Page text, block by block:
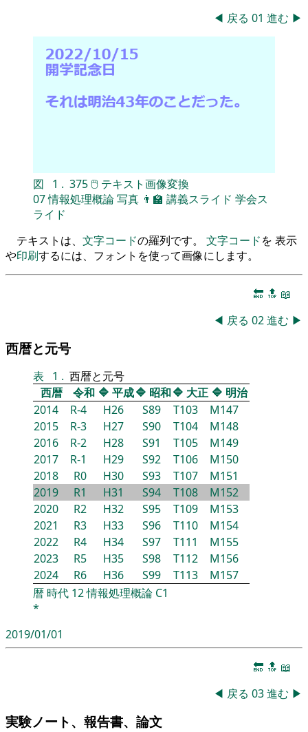
◀ 戻る 01 進む ▶
図 1 . 375🖱 テキスト画像変換
07情報処理概論写真 👨‍🏫 講義スライド 学会ス
ライド
テキストは、 文字コードの羅列です。 文字コードを 表示
や印刷するには、フォントを使って画像にします。
🔚 🔝 📖
◀ 戻る 02進む ▶
西暦と元号
表 1 . 西暦と元号
西暦
令和 🔷 平成🔷 昭和🔷 大正 🔷 明治
2014
R-4 H26 S89 T103
M147
2015
R-3 H27 S90 T104
M148
2016
R-2 H28 S91 T105
M149
2017
R-1 H29 S92 T106
M150
2018
R0 H30 S93 T107
M151
2019
R1 H31 S94 T108
M152
2020
R2 H32 S95 T109
M153
2021
R3 H33 S96 T110
M154
2022
R4 H34 S97 T111
M155
2023
R5 H35 S98 T112
M156
2024
R6 H36 S99 T113
M157
暦 時代 12情報処理概論 C1
*
2019/01/01
🔚 🔝 📖
◀ 戻る 03進む ▶
実験ノート、報告書、論文